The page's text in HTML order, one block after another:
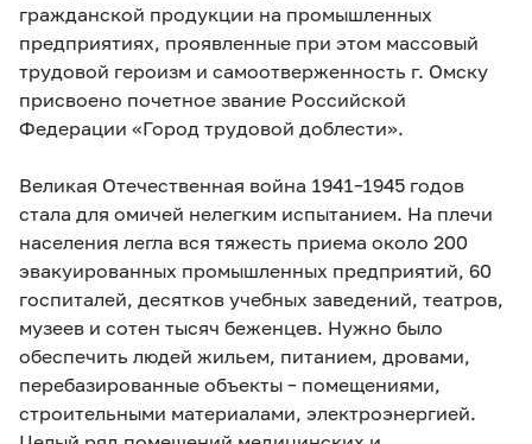
гражданской продукции на промышленных
предприятиях, проявленные при этом массовый
трудовой героизм и самоотверженность г. Омску
присвоено почетное звание Российской
Федерации «Город трудовой доблести».
Великая Отечественная война 1941–1945 годов
стала для омичей нелегким испытанием. На плечи
населения легла вся тяжесть приема около 200
эвакуированных промышленных предприятий, 60
госпиталей, десятков учебных заведений, театров,
музеев и сотен тысяч беженцев. Нужно было
обеспечить людей жильем, питанием, дровами,
перебазированные объекты – помещениями,
строительными материалами, электроэнергией.